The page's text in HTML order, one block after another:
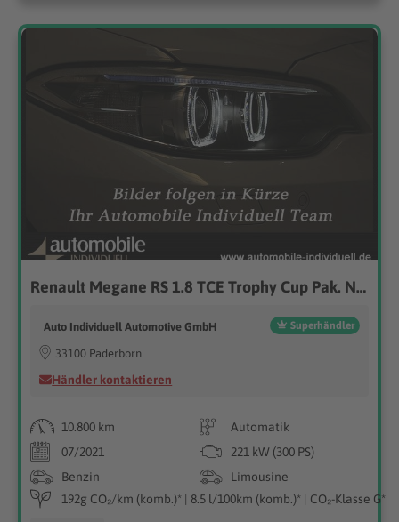
Renault Megane RS 1.8 TCE Trophy Cup Pak. Navi Bose
Auto Individuell Automotive GmbH Superhändler
33100 Paderborn
Händler kontaktieren
10.800 km
Automatik
07/2021
221 kW (300 PS)
Benzin
Limousine
192g CO₂/km (komb.)* | 8.5 l/100km (komb.)* | CO₂-Klasse G*